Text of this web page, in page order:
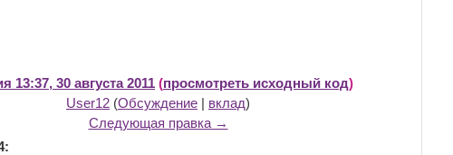
13:37, 30 августа 2011 (просмотреть исходный код)
User12 (Обсуждение | вклад)
Следующая правка →